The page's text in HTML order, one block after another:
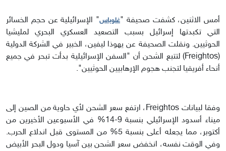
أمس الاثنين، كشفت صحيفة "غلوباس" الإسرائيلية عن حجم الخسائر
التي تكبدتها إسرائيل بسبب التصعيد العسكري البحري لمليشيا
الحوثيين. ونقلت الصحيفة عن يهوذا ليفين، الخبير في الشركة الدولية
(Freightos) لتتبع الشحن أن "السفن الإسرائيلية بدأت تبحر في جميع
أنحاء أفريقيا لتجنب هجوم الإرهابيين الحوثيين".
وفقا لبيانات Freightos، ارتفع سعر الشحن لأي حاوية من الصين إلى
ميناء أسدود الإسرائيلي بنسبة 9-14% في الأسبوعين الأخيرين من
أكتوبر، مما يجعله أعلى بنسبة 5% من المستوى قبل اندلاع الحرب.
وفي الوقت نفسه، انخفض سعر الشحن بين آسيا ودول البحر الأبيض